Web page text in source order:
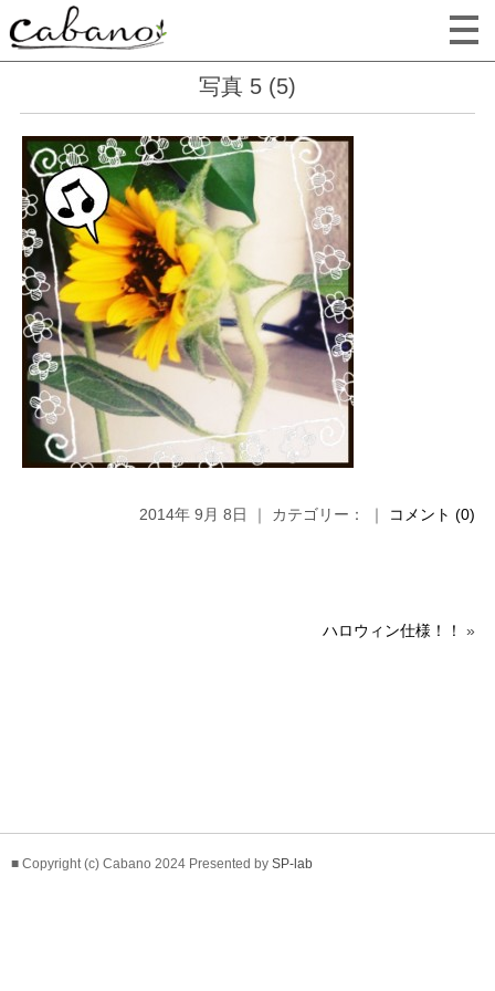
写真 5 (5)
2014年 9月 8日 ｜ カテゴリー： ｜ コメント (0)
ハロウィン仕様！！ »
■ Copyright (c) Cabano 2024 Presented by SP-lab